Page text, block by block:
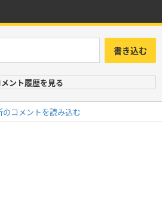
書き込む
ント履歴を見る
のコメントを読み込む